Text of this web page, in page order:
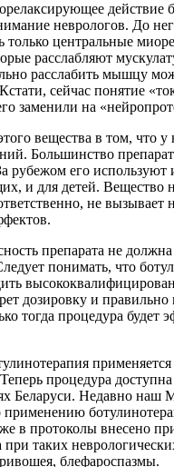
действие
неврологов. До
только центральные
расслабляют
расслабить мышцу
сейчас понятие
заменили на
вещества в том, что у
Большинство
рубежом его
и для детей. Вещество
не вызывает
препарата не
понимать, что
дозировку и
тогда процедура будет
процедура
Беларуси. Недавно наш
в протоколы внесено
таких
блефароспазмы.